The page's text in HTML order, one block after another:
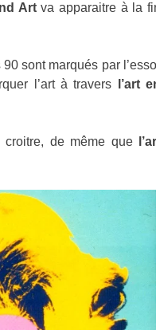
Artva apparaitre à la
sont marqués par
l’art à travers
l’art
croitre, de même que